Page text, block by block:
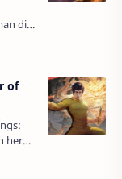
di
of
hero
of